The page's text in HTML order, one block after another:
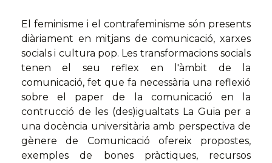
El feminisme i el contrafeminisme són presents
diàriament en mitjans de comunicació, xarxes
socials i cultura pop. Les transformacions socials
tenen el seu reflex en l'àmbit de la
comunicació, fet que fa necessària una reflexió
sobre el paper de la comunicació en la
contrucció de les (des)igualtats La Guia per a
una docència universitària amb perspectiva de
gènere de Comunicació ofereix propostes,
exemples de bones pràctiques, recursos